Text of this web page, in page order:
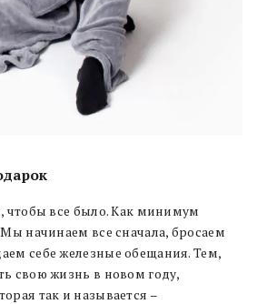
чтобы все было. Как минимум
начинаем все сначала, бросаем
себе железные обещания. Тем,
свою жизнь в новом году,
так и называется –